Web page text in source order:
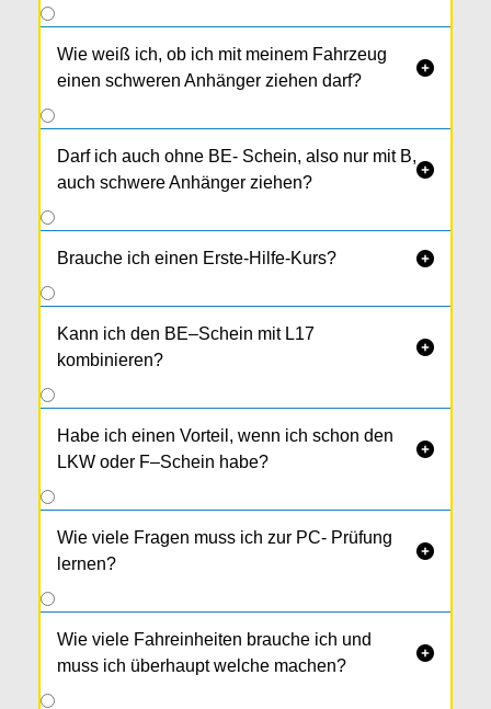
Wie weiß ich, ob ich mit meinem Fahrzeug
einen schweren Anhänger ziehen darf?

Darf ich auch ohne BE- Schein, also nur mit B,
auch schwere Anhänger ziehen?

Brauche ich einen Erste-Hilfe-Kurs? 
Kann ich den BE–Schein mit L17
kombinieren?

Habe ich einen Vorteil, wenn ich schon den
LKW oder F–Schein habe?

Wie viele Fragen muss ich zur PC- Prüfung
lernen?

Wie viele Fahreinheiten brauche ich und
muss ich überhaupt welche machen?
